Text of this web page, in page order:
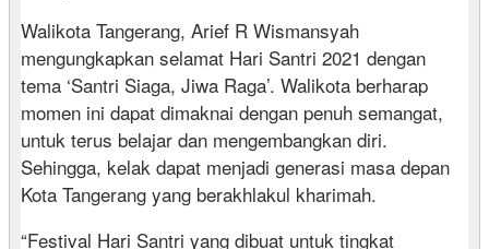
Walikota Tangerang, Arief R Wismansyah
mengungkapkan selamat Hari Santri 2021 dengan
tema ‘Santri Siaga, Jiwa Raga’. Walikota berharap
momen ini dapat dimaknai dengan penuh semangat,
untuk terus belajar dan mengembangkan diri.
Sehingga, kelak dapat menjadi generasi masa depan
Kota Tangerang yang berakhlakul kharimah.
“Festival Hari Santri yang dibuat untuk tingkat